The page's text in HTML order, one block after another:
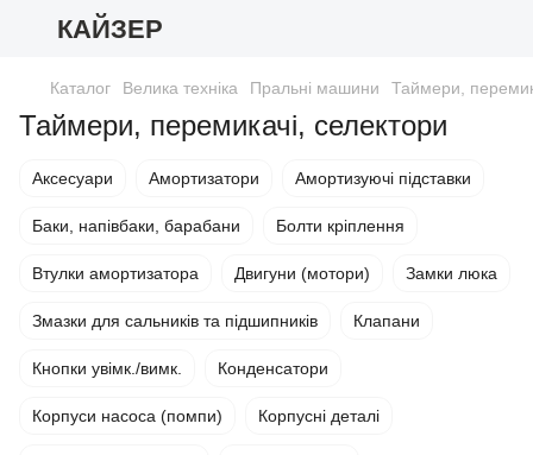
КАЙЗЕР
Каталог Велика техніка Пральні машини Таймери,
Таймери, перемикачі, селектори
Аксесуари Амортизатори Амортизуючі підставки
Баки, напівбаки, барабани Болти кріплення
Втулки амортизатора Двигуни (мотори) Замки люка
Змазки для сальників та підшипників Клапани
Кнопки увімк./вимк. Конденсатори
Корпуси насоса (помпи) Корпусні деталі